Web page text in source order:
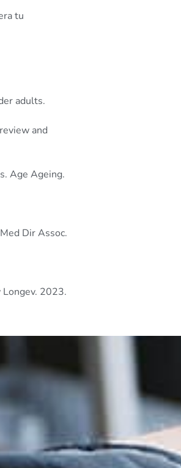
tu
adults.
and
Age Ageing.
Dir Assoc.
2023.